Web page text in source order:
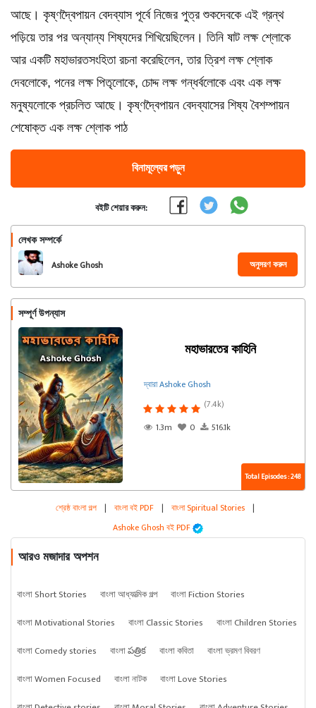
আছে। কৃষ্ণদ্বৈপায়ন বেদব্যাস পূর্বে নিজের পুত্র শুকদেবকে এই গ্রন্থ
পড়িয়ে তার পর অন্যান্য শিষ্যদের শিখিয়েছিলেন। তিনি ষাট লক্ষ শ্লোকে
আর একটি মহাভারতসংহিতা রচনা করেছিলেন, তার ত্রিশ লক্ষ শ্লোক
দেবলোকে, পনের লক্ষ পিতৃলোকে, চোদ্দ লক্ষ গন্ধর্বলোকে এবং এক লক্ষ
মনুষ্যলোকে প্রচলিত আছে। কৃষ্ণদ্বৈপায়ন বেদব্যাসের শিষ্য বৈশম্পায়ন
শেষোক্ত এক লক্ষ শ্লোক পাঠ
বিনামূল্যের পড়ুন
বইটি শেয়ার করুন:
লেখক সম্পর্কে
Ashoke Ghosh অনুসরণ করুন
সম্পূর্ণ উপন্যাস
মহাভারতের কাহিনি
দ্বারা Ashoke Ghosh
(7.4k)
1.3m
0 516.1k
Total Episodes : 248
শ্রেষ্ঠ বাংলা গল্প | বাংলা বই PDF | বাংলা Spiritual Stories |
Ashoke Ghosh বই PDF
আরও মজাদার অপশন
বাংলা Short Stories বাংলা আধ্যাত্মিক গল্প
বাংলা Fiction Stories
বাংলা Motivational Stories
বাংলা Classic Stories
বাংলা Children Stories
বাংলা Comedy stories
বাংলা పత్రిక বাংলা কবিতা
বাংলা ভ্রমণ বিবরণ
বাংলা Women Focused
বাংলা নাটক
বাংলা Love Stories